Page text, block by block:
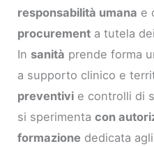
responsabilità umana e
procurement a tutela
In sanità prende forma
a supporto clinico e
preventivi e controlli di
si sperimentacon
formazione dedicata